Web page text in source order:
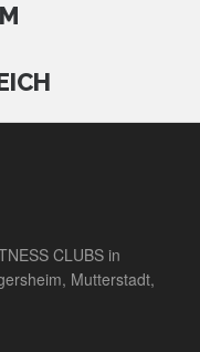
CLUBS in
Mutterstadt,